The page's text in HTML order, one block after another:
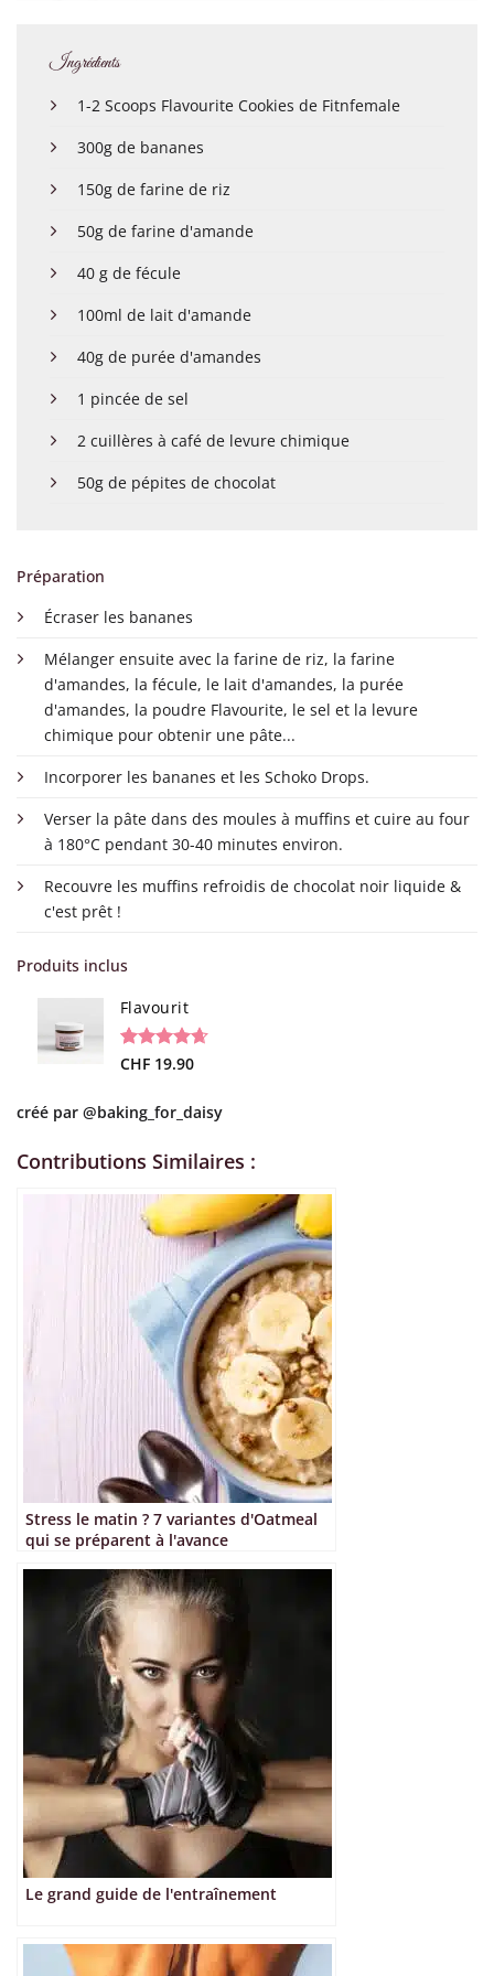
Ingrédients
1-2 Scoops Flavourite Cookies de Fitnfemale
300g de bananes
150g de farine de riz
50g de farine d'amande
40 g de fécule
100ml de lait d'amande
40g de purée d'amandes
1 pincée de sel
2 cuillères à café de levure chimique
50g de pépites de chocolat
Préparation
Écraser les bananes
Mélanger ensuite avec la farine de riz, la farine
d'amandes, la fécule, le lait d'amandes, la purée
d'amandes, la poudre Flavourite, le sel et la levure
chimique pour obtenir une pâte...
Incorporer les bananes et les Schoko Drops.
Verser la pâte dans des moules à muffins et cuire au four
à 180°C pendant 30-40 minutes environ.
Recouvre les muffins refroidis de chocolat noir liquide &
c'est prêt !
Produits inclus
Flavourit
Noté4.68
19
notations
CHF19.90
créé par @baking_for_daisy
Contributions Similaires :
Stress le matin ? 7 variantes d'Oatmeal
qui se préparent à l'avance
Le grand guide de l'entraînement